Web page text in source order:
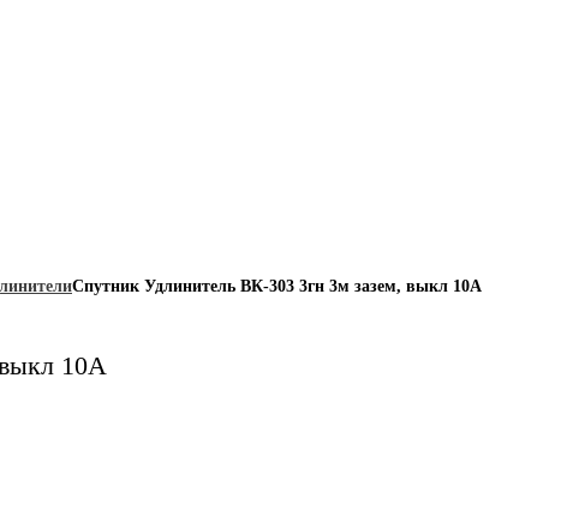
Спутник Удлинитель ВК-303 3гн 3м зазем, выкл 10А
10А